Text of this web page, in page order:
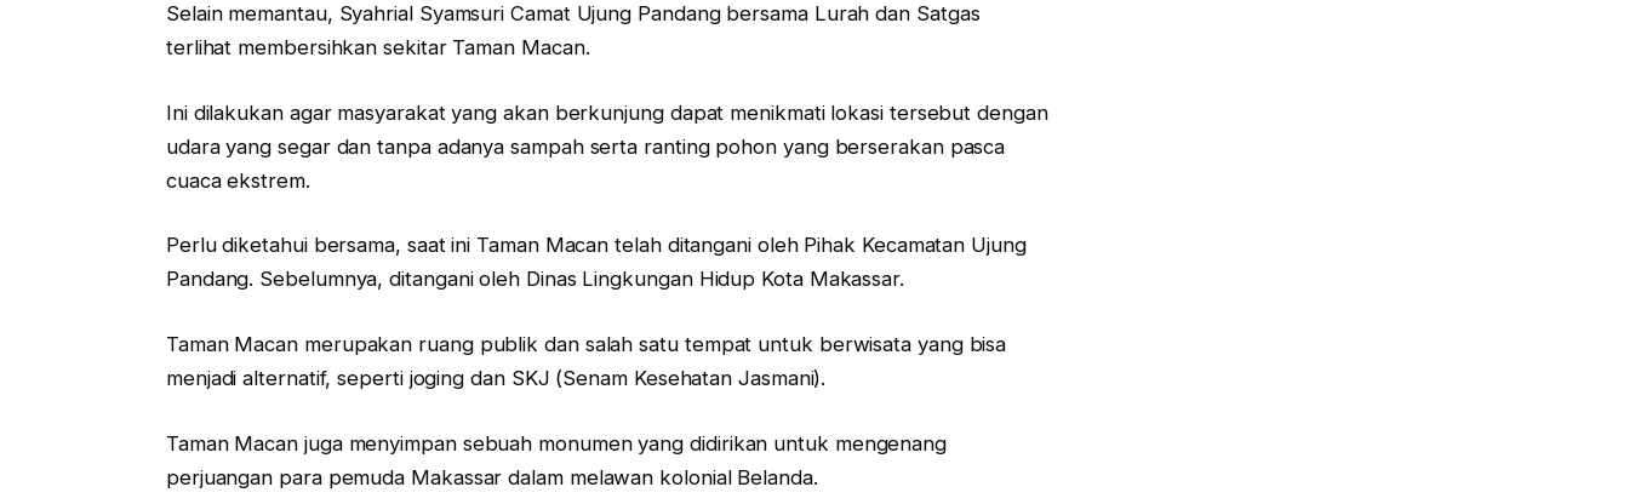
Selain memantau, Syahrial Syamsuri Camat Ujung Pandang bersama Lurah dan Satgas
terlihat membersihkan sekitar Taman Macan.
Ini dilakukan agar masyarakat yang akan berkunjung dapat menikmati lokasi tersebut dengan
udara yang segar dan tanpa adanya sampah serta ranting pohon yang berserakan pasca
cuaca ekstrem.
Perlu diketahui bersama, saat ini Taman Macan telah ditangani oleh Pihak Kecamatan Ujung
Pandang. Sebelumnya, ditangani oleh Dinas Lingkungan Hidup Kota Makassar.
Taman Macan merupakan ruang publik dan salah satu tempat untuk berwisata yang bisa
menjadi alternatif, seperti joging dan SKJ (Senam Kesehatan Jasmani).
Taman Macan juga menyimpan sebuah monumen yang didirikan untuk mengenang
perjuangan para pemuda Makassar dalam melawan kolonial Belanda.